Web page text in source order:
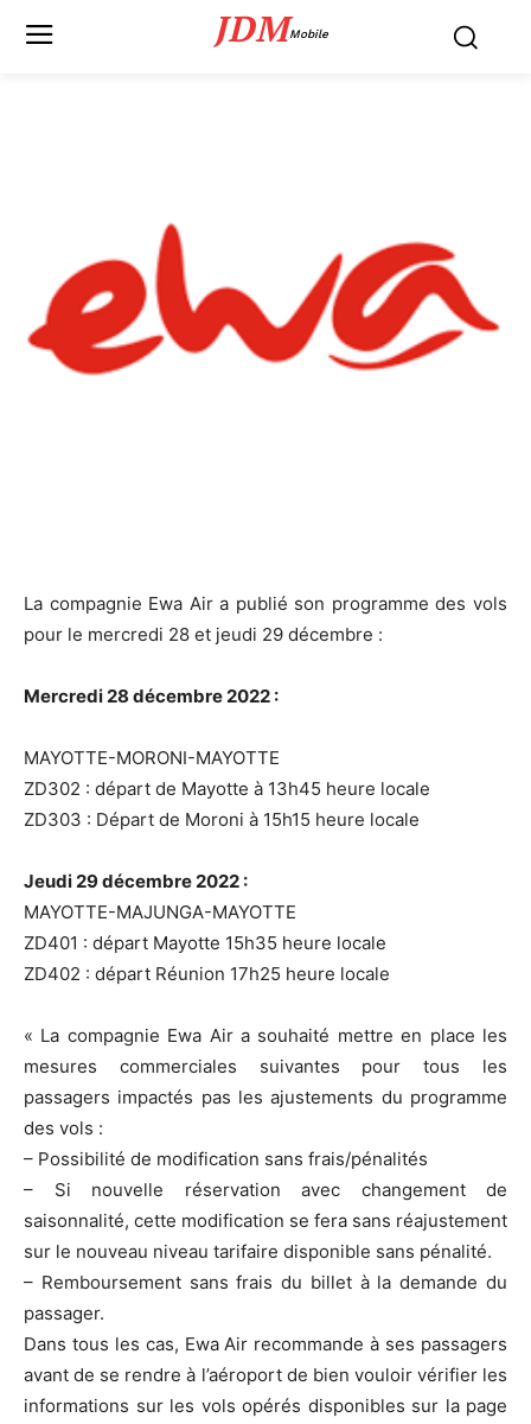
JDMMobile
La compagnie Ewa Air a publié son programme des vols
pour le mercredi 28 et jeudi 29 décembre :
Mercredi 28 décembre 2022 :
MAYOTTE-MORONI-MAYOTTE
ZD302 : départ de Mayotte à 13h45 heure locale
ZD303 : Départ de Moroni à 15h15 heure locale
Jeudi 29 décembre 2022 :
MAYOTTE-MAJUNGA-MAYOTTE
ZD401 : départ Mayotte 15h35 heure locale
ZD402 : départ Réunion 17h25 heure locale
« La compagnie Ewa Air a souhaité mettre en place les
mesures commerciales suivantes pour tous les
passagers impactés pas les ajustements du programme
des vols :
– Possibilité de modification sans frais/pénalités
– Si nouvelle réservation avec changement de
saisonnalité, cette modification se fera sans réajustement
sur le nouveau niveau tarifaire disponible sans pénalité.
– Remboursement sans frais du billet à la demande du
passager.
Dans tous les cas, Ewa Air recommande à ses passagers
avant de se rendre à l’aéroport de bien vouloir vérifier les
informations sur les vols opérés disponibles sur la page